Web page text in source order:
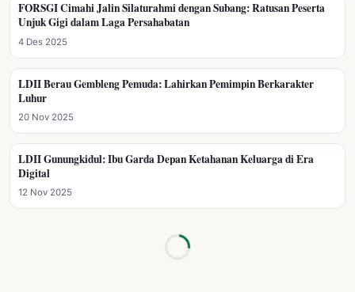
KARAKTER LUHUR
FORSGI Cimahi Jalin Silaturahmi dengan Subang: Ratusan Peserta
Unjuk Gigi dalam Laga Persahabatan
4 Des 2025
KARAKTER LUHUR
LDII Berau Gembleng Pemuda: Lahirkan Pemimpin Berkarakter
Luhur
20 Nov 2025
KARAKTER LUHUR
LDII Gunungkidul: Ibu Garda Depan Ketahanan Keluarga di Era
Digital
12 Nov 2025